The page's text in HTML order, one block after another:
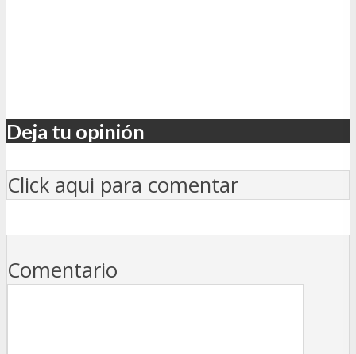
Deja tu opinión
Click aqui para comentar
Comentario